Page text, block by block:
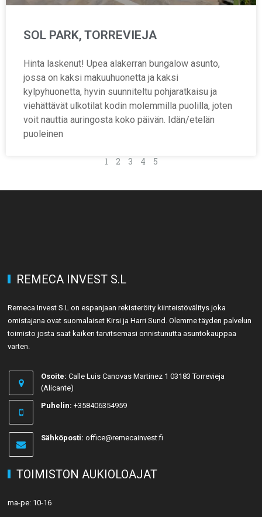
SOL PARK, TORREVIEJA
Hinta laskenut! Upea alakerran bungalow asunto,
jossa on kaksi makuuhuonetta ja kaksi
kylpyhuonetta, hyvin suunniteltu pohjaratkaisu ja
viehättävät ulkotilat kodin molemmilla puolilla, joten
voit nauttia auringosta koko päivän. Idän/etelän
puoleinen
1 2 3 4 5
REMECA INVEST S.L
Remeca Invest S.L on espanjaan rekisteröity kiinteistövälitys joka
omistajana ovat suomalaiset Kirsi ja Harri Sund. Olemme täyden palvelun
toimisto josta saat kaiken tarvitsemasi onnistunutta asuntokauppaa
varten.
Osoite: Calle Luis Canovas Martinez 1 03183 Torrevieja
(Alicante)
Puhelin: +358406354959
Sähköposti: office@remecainvest.fi
TOIMISTON AUKIOLOAJAT
ma-pe: 10-16